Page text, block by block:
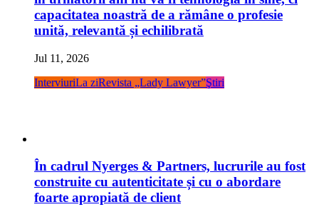
capacitatea noastră de a rămâne o profesie
unită, relevantă și echilibrată
Jul 11, 2026
InterviuriLa ziRevista „Lady Lawyer”Ştiri
În cadrul Nyerges & Partners, lucrurile au fost
construite cu autenticitate și cu o abordare
foarte apropiată de client